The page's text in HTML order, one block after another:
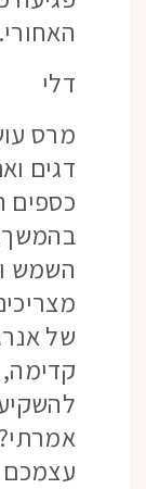
האחורי.
דלי
מרס
דגים
כספים
השמש
של
קדימה,
עצמכם